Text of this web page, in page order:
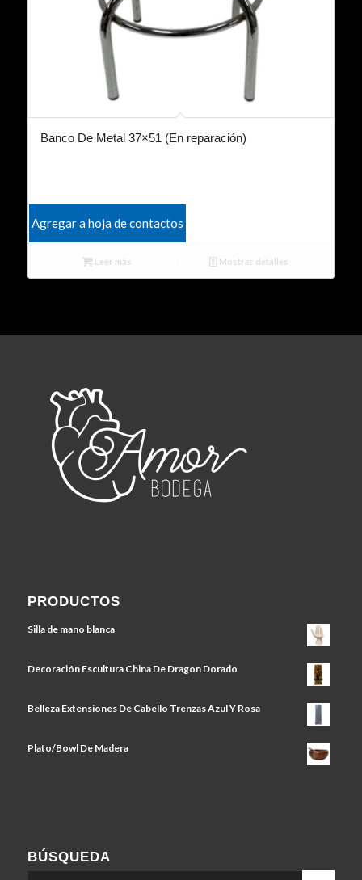
Banco De Metal 37×51 (En reparación)
Agregar a hoja de contactos
Leer más Mostrar detalles
PRODUCTOS
Silla de mano blanca
Decoración Escultura China De Dragon Dorado
Belleza Extensiones De Cabello Trenzas Azul Y Rosa
Plato/Bowl De Madera
BÚSQUEDA